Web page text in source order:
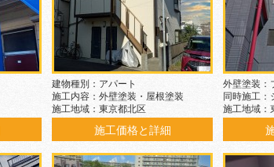
建物種別：アパート
施工内容：外壁塗装・屋根塗装
施工地域：東京都北区
施工価格と詳細
外壁塗装：
同時施工：
施工地域：